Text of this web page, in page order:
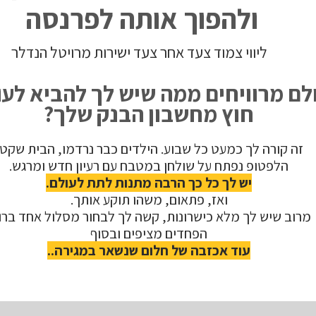
ולהפוך אותה לפרנסה
ליווי צמוד צעד אחר צעד ישירות מרויטל הנדלר
מרוויחים ממה שיש לך להביא
חוץ מחשבון הבנק שלך?
זה קורה לך כמעט כל שבוע. הילדים כבר נרדמו, הבית
הלפטופ נפתח על שולחן במטבח עם רעיון חדש ומרגש.
יש לך כל כך הרבה מתנות לתת לעולם.
ואז, פתאום, משהו תוקע אותך.
מרוב שיש לך מלא כישרונות, קשה לך לבחור מסלול אחד
הפחדים מציפים ובסוף
עוד אכזבה של חלום שנשאר במגירה..